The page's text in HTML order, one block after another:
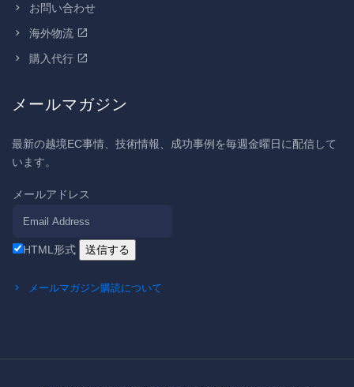
お問い合わせ
海外物流
購入代行
メールマガジン
最新の越境EC事情、技術情報、成功事例を毎週金曜日に配信して
います。
メールアドレス
HTML形式
メールマガジン購読について